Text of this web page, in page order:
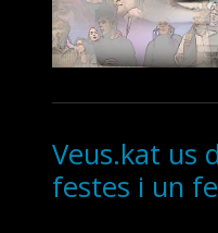
Veus.kat us
festes i un